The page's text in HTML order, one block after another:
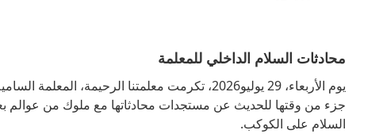
محادثات السلام الداخلي للمعلمة
يوم الأربعاء، 29 يوليو2026، تكرمت معلمتنا
جزء من وقتها للحديث عن مستجدات محادثاتها مع ملوك من عوالم
السلام على الكوكب.